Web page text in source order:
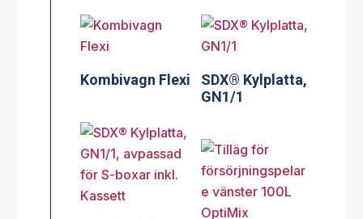
Kombivagn Flexi
SDX® Kylplatta,
GN1/1